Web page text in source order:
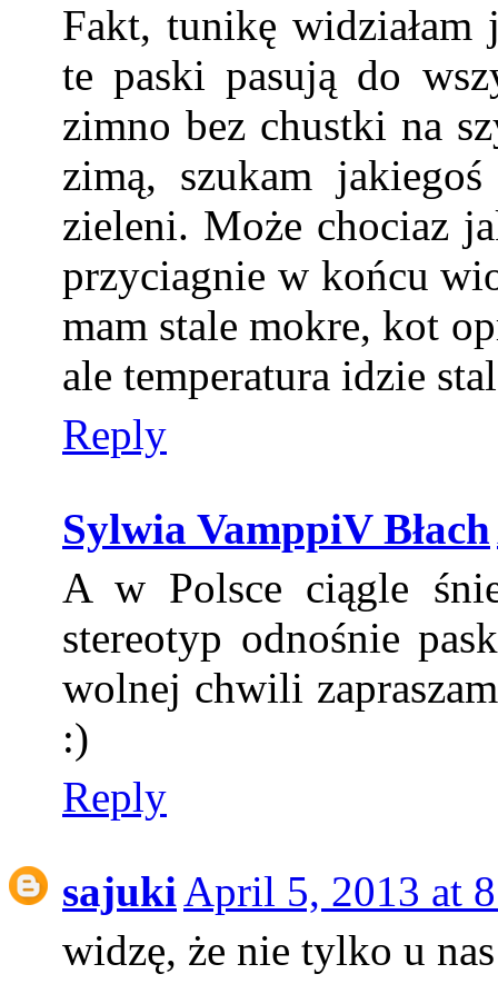
Fakt, tunikę widziałam
te paski pasują do
zimno bez chustki na
zimą, szukam
zieleni. Może chociaz
przyciagnie w końcu
mam stale mokre, kot
ale temperatura idzie
Reply
Sylwia VamppiV Błach
A w Polsce ciągle
stereotyp odnośnie
wolnej chwili
:)
Reply
sajukiApril 5, 2013 at
widzę, że nie tylko u